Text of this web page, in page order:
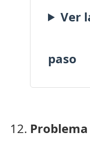
Ver
paso